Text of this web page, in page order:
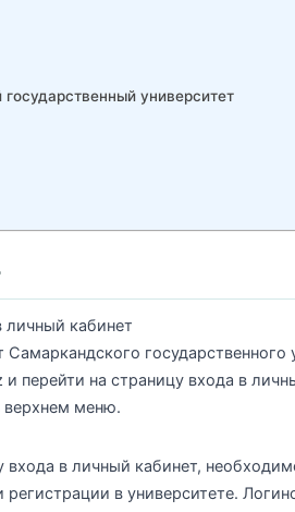
университет
кабинет
государственного
перейти на страницу входа в
меню.
входа в личный кабинет,
в университете.